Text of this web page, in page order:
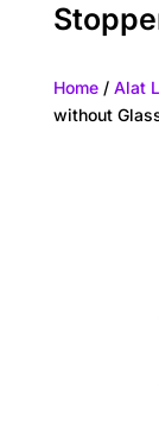
Home/ Alat
without